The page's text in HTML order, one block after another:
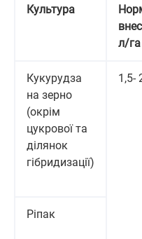
Культура
л/га
Кукурудза
на зерно
(окрім
цукрової та
ділянок
гібридизації)
1,5-
Ріпак